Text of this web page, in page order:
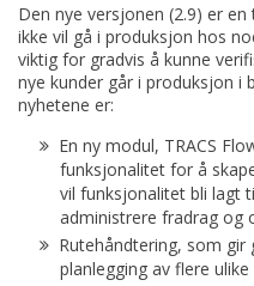
Den nye versjonen (2.9) er
ikke vil gå i produksjon hos
viktig for gradvis å kunne
nye kunder går i produksjon i
nyhetene er:
En ny modul, TRACS
funksjonalitet for å
vil funksjonalitet bli lagt
administrere fradrag og
Rutehåndtering, som
planlegging av flere